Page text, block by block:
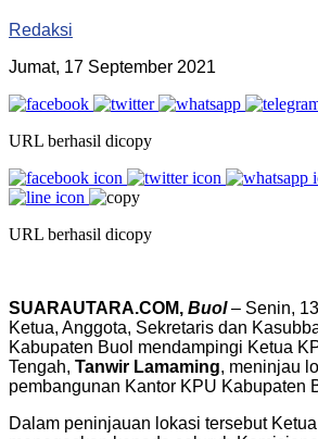
Redaksi
Jumat, 17 September 2021
URL berhasil dicopy
URL berhasil dicopy
SUARAUTARA.COM, Buol– Senin,
Ketua, Anggota, Sekretaris dan
Kabupaten Buol mendampingi Ketua
Tengah, Tanwir Lamaming, meninjau
pembangunan Kantor KPU Kabupaten
Dalam peninjauan lokasi tersebut